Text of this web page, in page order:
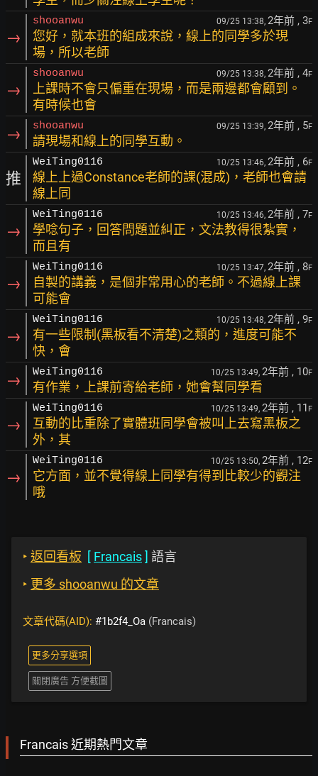
→
shooanwu 09/25 13:38, 2年前 , 3F
您好，就本班的組成來說，線上的同學多於現
場，所以老師
→
shooanwu 09/25 13:38, 2年前 , 4F
上課時不會只偏重在現場，而是兩邊都會顧到。
有時候也會
→ shooanwu 09/25 13:39, 2年前 , 5F
請現場和線上的同學互動。
推
WeiTing0116 10/25 13:46, 2年前 , 6F
線上上過Constance老師的課(混成)，老師也會請
線上同
→
WeiTing0116 10/25 13:46, 2年前 , 7F
學唸句子，回答問題並糾正，文法教得很紮實，
而且有
→
WeiTing0116 10/25 13:47, 2年前 , 8F
自製的講義，是個非常用心的老師。不過線上課
可能會
→
WeiTing0116 10/25 13:48, 2年前 , 9F
有一些限制(黑板看不清楚)之類的，進度可能不
快，會
→ WeiTing0116 10/25 13:49, 2年前 , 10F
有作業，上課前寄給老師，她會幫同學看
→
WeiTing0116 10/25 13:49, 2年前 , 11 F
互動的比重除了實體班同學會被叫上去寫黑板之
外，其
→
WeiTing0116 10/25 13:50, 2年前 , 12F
它方面，並不覺得線上同學有得到比較少的觀注
哦
‣ 返回看板 [ Francais] 語言
‣ 更多 shooanwu 的文章
文章代碼(AID): #1b2f4_Oa (Francais)
更多分享選項
關閉廣告 方便截圖
Francais 近期熱門文章